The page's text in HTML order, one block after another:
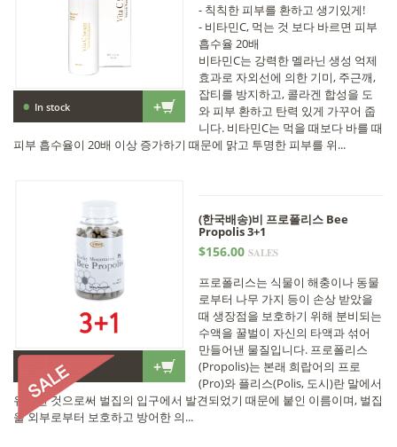
+
• In stock
- 칙칙한 피부를 환하고 생기있게!
- 비타민C, 먹는 것 보다 바르면 피부
흡수율 20배
비타민C는 강력한 멜라닌 생성 억제
효과로 자외선에 의한 기미, 주근깨,
잡티를 방지하고, 콜라겐 합성을 도
와 피부 환하고 탄력 있게 가꾸어 줍
니다. 비타민C는 먹을 때보다 바를 때
피부 흡수율이 20배 이상 증가하기 때문에 맑고 투명한 피부를 위...
+
In stock
(한국배송)비 프로폴리스 Bee
Propolis 3+1
$156.00 SALES
프로폴리스는 식물이 해충이나 동물
로부터 나무 가지 등이 손상 받았을
때 생장점을 보호하기 위해 분비되는
수액을 꿀벌이 자신의 타액과 섞어
만들어낸 물질입니다. 프로폴리스
(Propolis)는 본래 희랍어의 프로
(Pro)와 플리스(Polis, 도시)란 말에서
유래된 것으로써 벌집의 입구에서 발견되었기 때문에 붙인 이름이며, 벌집
을 외부로부터 보호하고 방어한 의...